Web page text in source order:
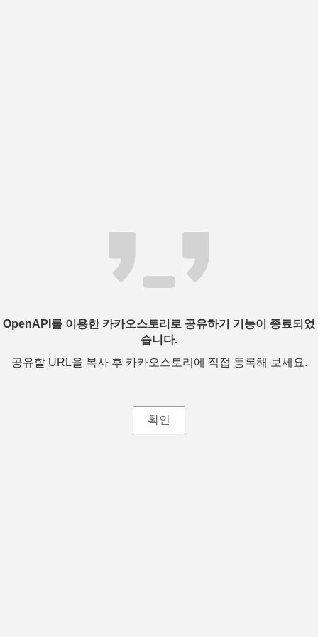
OpenAPI를 이용한 카카오스토리로 공유하기 기능이 종료되었
습니다.
공유할 URL을 복사 후 카카오스토리에 직접 등록해 보세요.
확인